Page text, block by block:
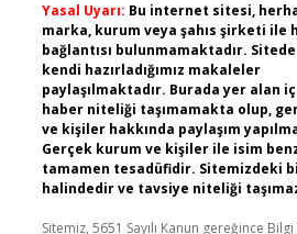
Yasal Uyarı: Bu internet sitesi,
marka, kurum veya şahıs şirketi ile
bağlantısı bulunmamaktadır. Sitede
kendi hazırladığımız makaleler
paylaşılmaktadır. Burada yer alan
haber niteliği taşımamakta olup,
ve kişiler hakkında paylaşım
Gerçek kurum ve kişiler ile isim
tamamen tesadüfidir. Sitemizdeki
halindedir ve tavsiye niteliği
Sitemiz, 5651 Sayılı Kanun gereğince